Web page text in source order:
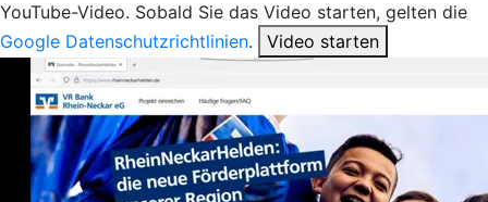
YouTube-Video. Sobald Sie das Video starten, gelten die
Google Datenschutzrichtlinien. Video starten